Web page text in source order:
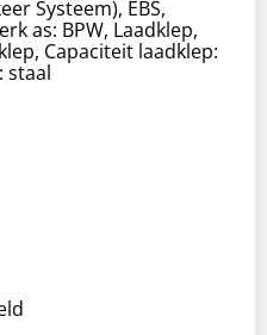
Systeem), EBS,
as: BPW, Laadklep,
Capaciteit laadklep:
staal